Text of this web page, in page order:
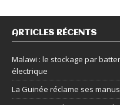
ARTICLES RÉCENTS
Malawi : le stockage par
électrique
La Guinée réclame ses